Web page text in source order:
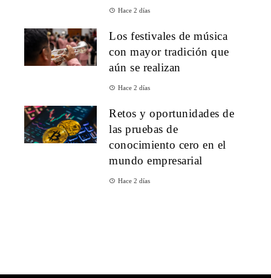
Hace 2 días
Los festivales de música
con mayor tradición que
aún se realizan
Hace 2 días
Retos y oportunidades de
las pruebas de
conocimiento cero en el
mundo empresarial
Hace 2 días